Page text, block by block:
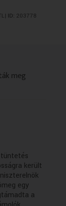
ID: 203778
meg
került
egy
a